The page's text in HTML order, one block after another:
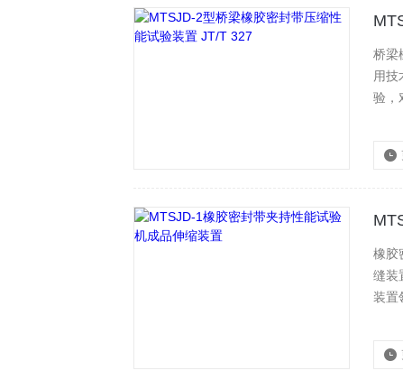
桥梁
用技
验，
橡胶
缝装
装置